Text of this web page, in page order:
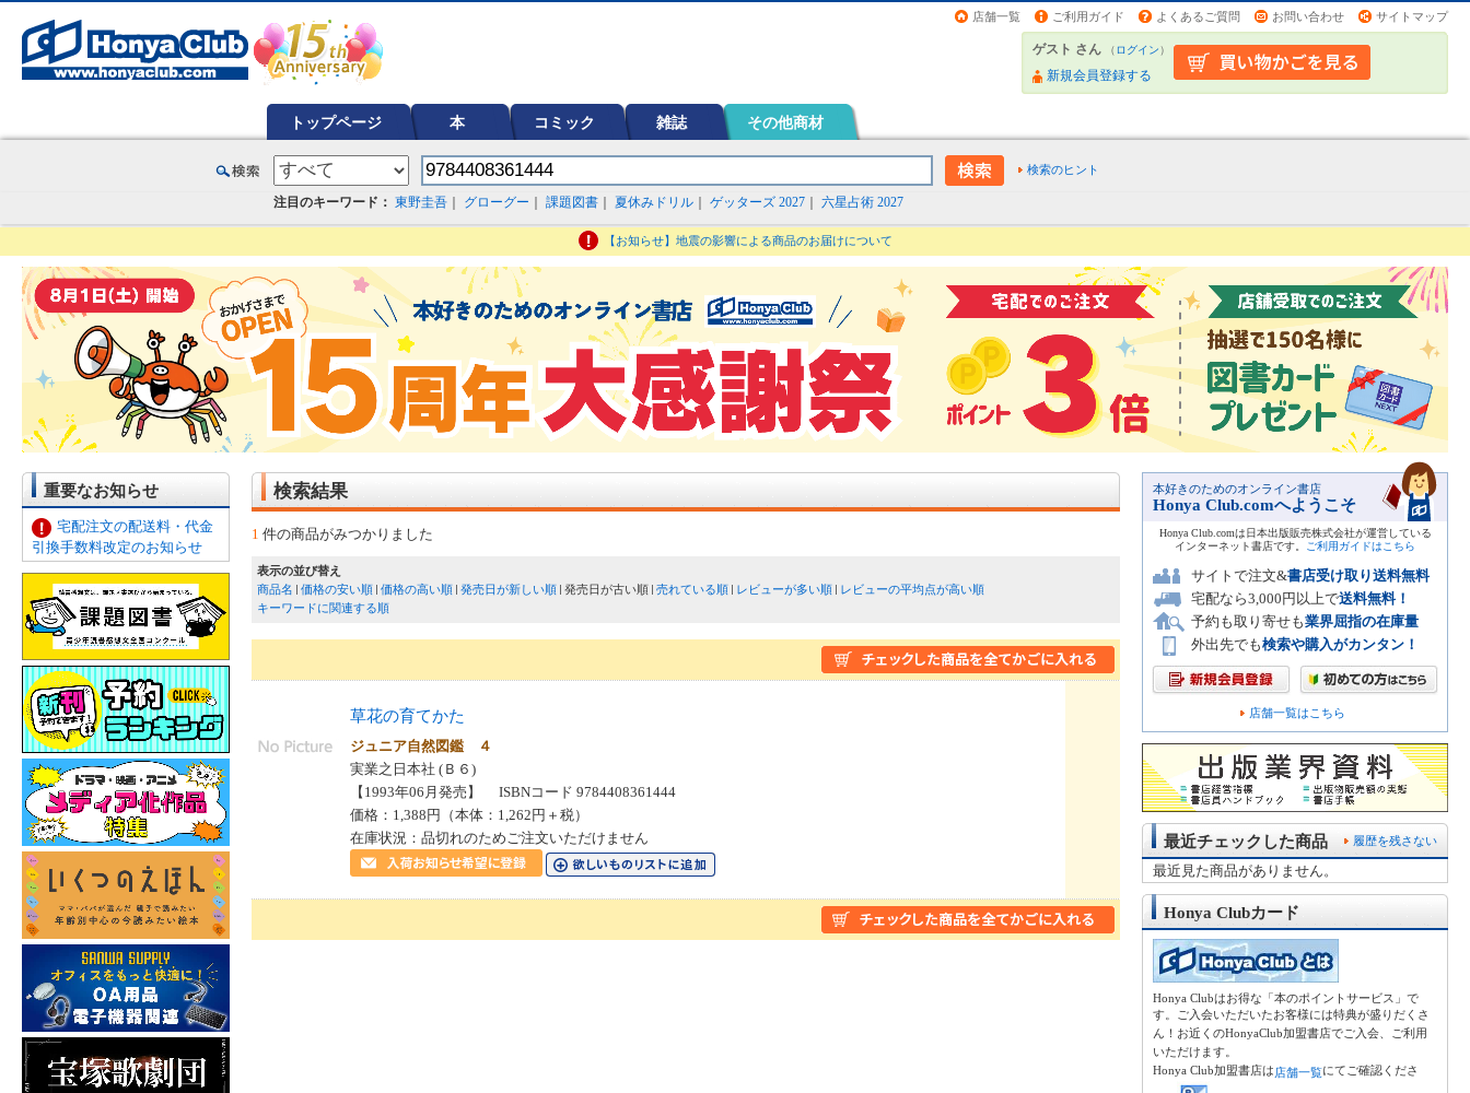
店舗一覧 ご利用ガイド よくあるご質問 お問い合わせ サイトマップ
ゲスト さん （ログイン）
新規会員登録する
トップページ 本 コミック 雑誌 その他商材
検索のヒント
注目のキーワード： 東野圭吾 グローグー 課題図書 夏休みドリル ゲッターズ 2027 六星占術 2027
【お知らせ】地震の影響による商品のお届けについて
重要なお知らせ
宅配注文の配送料・代金
引換手数料改定のお知らせ
検索結果
1 件の商品がみつかりました
表示の並び替え
商品名
価格の安い順 価格の高い順 発売日が新しい順 発売日が古い順 売れている順 レビューが多い順
レビューの平均点が高い順
キーワードに関連する順
草花の育てかた
ジュニア自然図鑑 ４
実業之日本社 (Ｂ６)
【1993年06月発売】 ISBNコード 9784408361444
価格：1,388円（本体：1,262円＋税）
在庫状況：品切れのためご注文いただけません
本好きのためのオンライン書店
Honya Club.comへようこそ
Honya Club.comは日本出版販売株式会社が運営している
インターネット書店です。
ご利用ガイドはこちら
サイトで注文&書店受け取り送料無料
宅配なら3,000円以上で送料無料！
予約も取り寄せも業界屈指の在庫量
外出先でも検索や購入がカンタン！
店舗一覧はこちら
履歴を残さない
最近チェックした商品
最近見た商品がありません。
Honya Clubカード
Honya Clubはお得な「本のポイントサービス」で
す。ご入会いただいたお客様には特典が盛りだくさ
ん！お近くのHonyaClub加盟書店でご入会、ご利用
いただけます。
Honya Club加盟書店は店舗一覧にてご確認くださ